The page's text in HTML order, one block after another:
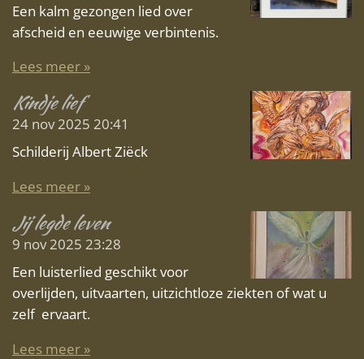
Een kalm gezongen lied over
afscheid en eeuwige verbintenis.
Lees meer »
Kindje lief
24 nov 2025 20:41
Schilderij Albert Ziëck
Lees meer »
Jij legde leven
9 nov 2025 23:28
Een luisterlied geschikt voor
overlijden, uitvaarten, uitzichtloze ziekten of wat u
zelf ervaart.
Lees meer »